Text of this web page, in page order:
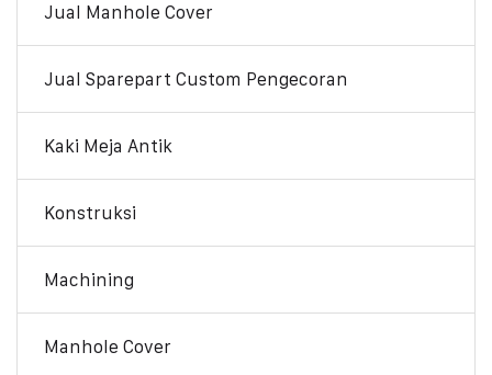
Jual Manhole Cover
Jual Sparepart Custom Pengecoran
Kaki Meja Antik
Konstruksi
Machining
Manhole Cover